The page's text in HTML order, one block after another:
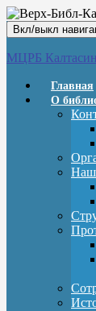
Вкл/выкл
МЦРБ
Главная
О